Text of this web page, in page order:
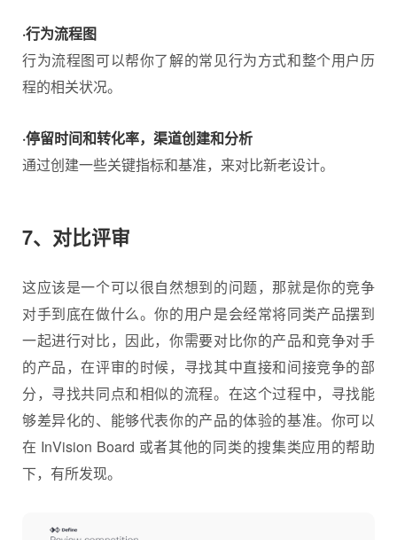
·行为流程图
行为流程图可以帮你了解的常见行为方式和整个用户历
程的相关状况。
·停留时间和转化率，渠道创建和分析
通过创建一些关键指标和基准，来对比新老设计。
7、对比评审
这应该是一个可以很自然想到的问题，那就是你的竞争
对手到底在做什么。你的用户是会经常将同类产品摆到
一起进行对比，因此，你需要对比你的产品和竞争对手
的产品，在评审的时候，寻找其中直接和间接竞争的部
分，寻找共同点和相似的流程。在这个过程中，寻找能
够差异化的、能够代表你的产品的体验的基准。你可以
在 InVision Board 或者其他的同类的搜集类应用的帮助
下，有所发现。